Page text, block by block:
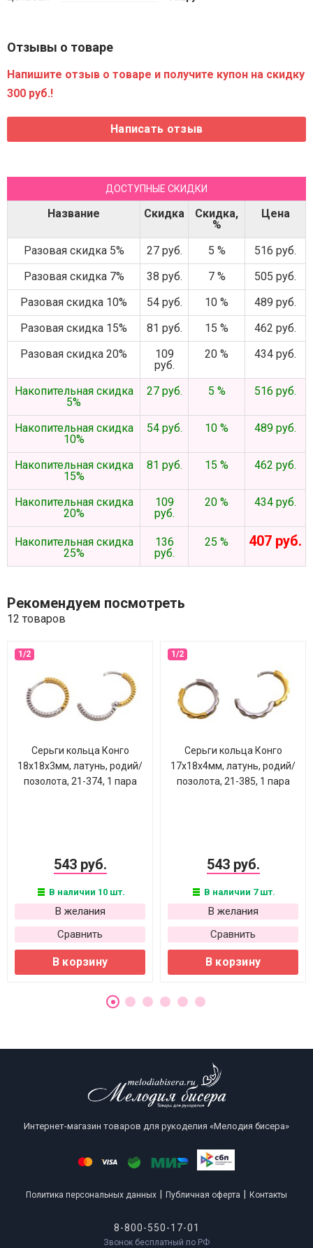
Отзывы о товаре
Напишите отзыв о товаре и получите купон на скидку
300 руб.!
ДОСТУПНЫЕ СКИДКИ
Название Скидка
Скидка,
%
Цена
Разовая скидка 5% 27 руб. 5 %
516 руб.
Разовая скидка 7%
38 руб. 7 %
505 руб.
Разовая скидка 10%
54 руб. 10 %
489 руб.
Разовая скидка 15%
81 руб. 15 %
462 руб.
Разовая скидка 20%
109
руб.
20 % 434 руб.
Накопительная скидка
5%
27 руб. 5 % 516 руб.
Накопительная скидка
10%
54 руб. 10 % 489 руб.
Накопительная скидка
15%
81 руб. 15 % 462 руб.
Накопительная скидка
20%
109
руб.
20 % 434 руб.
Накопительная скидка
25%
136
руб.
25 % 407 руб.
Рекомендуем посмотреть
12 товаров
Серьги кольца Конго
18х18х3мм, латунь, родий/
позолота, 21-374, 1 пара
543 руб.
В наличии 10 шт.
В желания
Сравнить
В корзину
Серьги кольца Конго
17х18х4мм, латунь, родий/
позолота, 21-385, 1 пара
543 руб.
В наличии 7 шт.
В желания
Сравнить
В корзину
Интернет-магазин товаров для рукоделия «Мелодия бисера»
Политика персональных данных Публичная оферта Контакты
8-800-550-17-01
Звонок бесплатный по РФ